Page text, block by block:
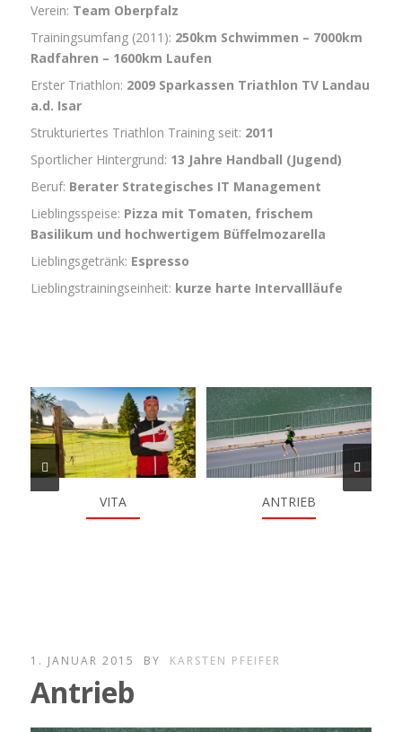
Verein: Team Oberpfalz
Trainingsumfang (2011): 250km Schwimmen – 7000km
Radfahren – 1600km Laufen
Erster Triathlon: 2009 Sparkassen Triathlon TV Landau
a.d. Isar
Strukturiertes Triathlon Training seit: 2011
Sportlicher Hintergrund: 13 Jahre Handball (Jugend)
Beruf: Berater Strategisches IT Management
Lieblingsspeise: Pizza mit Tomaten, frischem
Basilikum und hochwertigem Büffelmozarella
Lieblingsgetränk: Espresso
Lieblingstrainingseinheit: kurze harte Intervallläufe
VITA ANTRIEB
1. JANUAR 2015 BY KARSTEN PFEIFER
Antrieb